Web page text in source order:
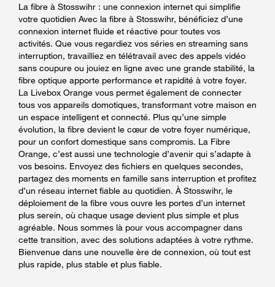
La fibre à Stosswihr : une connexion internet qui simplifie
votre quotidien Avec la fibre à Stosswihr, bénéficiez d’une
connexion internet fluide et réactive pour toutes vos
activités. Que vous regardiez vos séries en streaming sans
interruption, travailliez en télétravail avec des appels vidéo
sans coupure ou jouiez en ligne avec une grande stabilité, la
fibre optique apporte performance et rapidité à votre foyer.
La Livebox Orange vous permet également de connecter
tous vos appareils domotiques, transformant votre maison en
un espace intelligent et connecté. Plus qu’une simple
évolution, la fibre devient le cœur de votre foyer numérique,
pour un confort domestique sans compromis. La Fibre
Orange, c’est aussi une technologie d’avenir qui s’adapte à
vos besoins. Envoyez des fichiers en quelques secondes,
partagez des moments en famille sans interruption et profitez
d’un réseau internet fiable au quotidien. À Stosswihr, le
déploiement de la fibre vous ouvre les portes d’un internet
plus serein, où chaque usage devient plus simple et plus
agréable. Nous sommes là pour vous accompagner dans
cette transition, avec des solutions adaptées à votre rythme.
Bienvenue dans une nouvelle ère de connexion, où tout est
plus rapide, plus stable et plus fiable.